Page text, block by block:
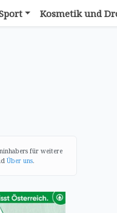
Kosmetik und
für weitere
Über uns.